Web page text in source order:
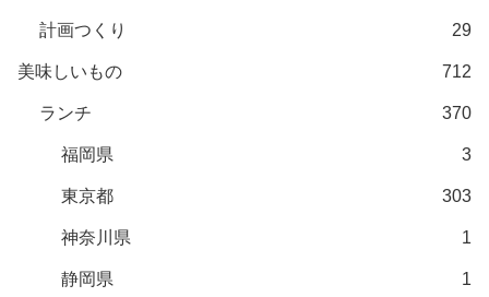
計画つくり 29
美味しいもの 712
ランチ 370
福岡県 3
東京都 303
神奈川県 1
静岡県 1